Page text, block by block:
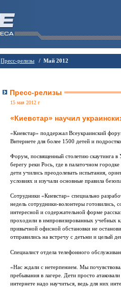
Пресс-релизы / Май 2012
Пресс-релизы
15 мая 2012 г
«Киевстар» научил
«Киевстар» поддержал Всеукраинский
Bнтернете для более 1500 детей и
Форум, посвященный столетию скаутинга в
берегу реки Рось, где в палаточном
дети учились преодолевать испытания,
условиях и изучали основные правила
Сотрудники «Киевстар» специально
недель сотрудники-волонтеры готовились,
интересной и содержательной форме
проходили в импровизированных учебных
привычной офисной обстановки не
отправились на встречу с детьми и целый
Специалист отдела телефонного
«Нас ждали с нетерпением. Мы
пребывания в лагере. Дети просто
интернете надо научиться, ведь для них